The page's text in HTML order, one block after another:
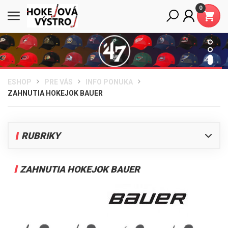
0
ESHOP PRE VÁS
INFO PONUKA
ZAHNUTIA HOKEJOK BAUER
RUBRIKY
Všetko o nákupe
ZAHNUTIA HOKEJOK BAUER